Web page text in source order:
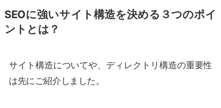
SEOに強いサイト構造を決める３つのポイ
ントとは？
サイト構造についてや、ディレクトリ構造の重要性
は先にご紹介しました。